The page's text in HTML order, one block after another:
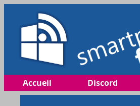
Accueil Discord